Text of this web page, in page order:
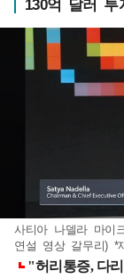
130억 달러 투
사티아 나델라 마이
연설 영상 갈무리) *